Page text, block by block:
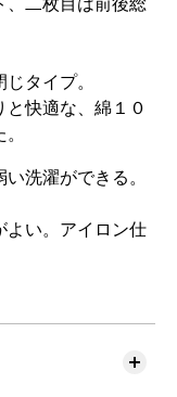
、二枚目は前後総
タイプ。
と快適な、綿１０
洗濯ができる。
よい。アイロン仕